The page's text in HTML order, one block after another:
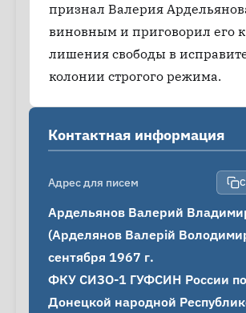
признал Валерия
виновным и приговорил его
лишения свободы в
колонии строгого режима.
Контактная информация
Адрес для писем
Ардельянов Валерий
(Арделянов Валерiй
сентября 1967 г.
ФКУ СИЗО-1 ГУФСИН России по
Донецкой народной